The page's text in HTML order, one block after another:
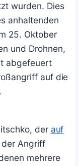
wurden. Dies
anhaltenden
25. Oktober
und Drohnen,
abgefeuert
auf die
der auf
Angriff
mehrere